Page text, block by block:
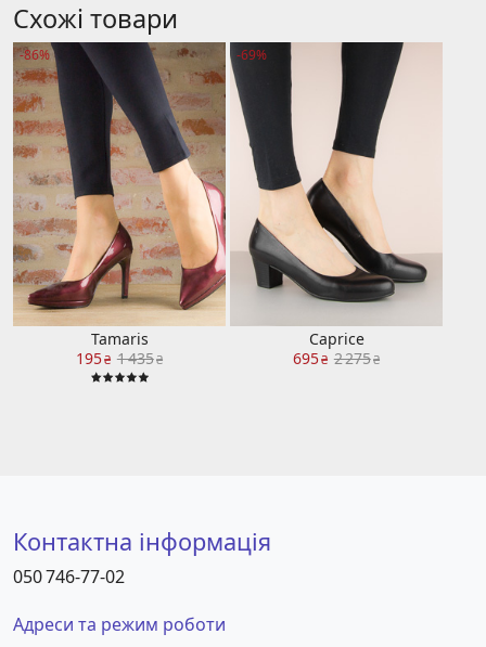
Схожі товари
-86%
Tamaris
195₴ 1 435₴
-69%
Caprice
695₴ 2 275₴
Контактна інформація
050 746-77-02
Адреси та режим роботи